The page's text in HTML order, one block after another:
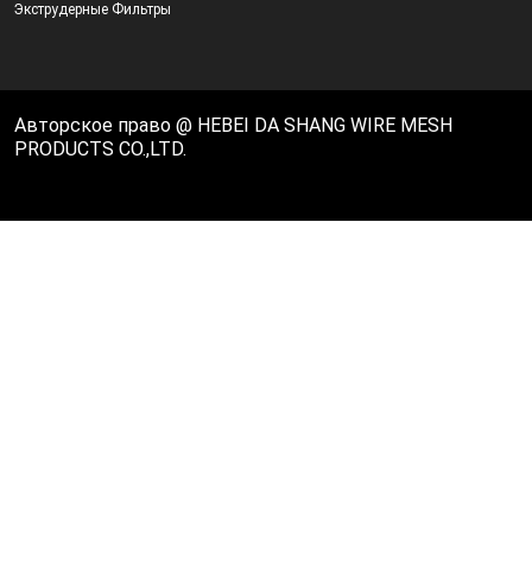
Экструдерные Фильтры
Авторское право @ HEBEI DA SHANG WIRE MESH
PRODUCTS CO.,LTD.